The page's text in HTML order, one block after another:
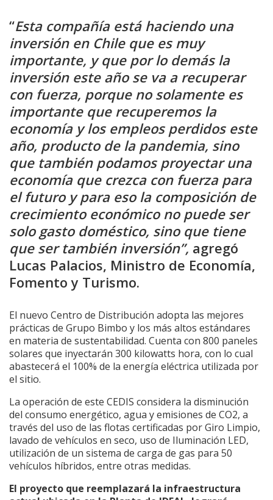
“Esta compañía está haciendo una
inversión en Chile que es muy
importante, y que por lo demás la
inversión este año se va a recuperar
con fuerza, porque no solamente es
importante que recuperemos la
economía y los empleos perdidos este
año, producto de la pandemia, sino
que también podamos proyectar una
economía que crezca con fuerza para
el futuro y para eso la composición de
crecimiento económico no puede ser
solo gasto doméstico, sino que tiene
que ser también inversión”, agregó
Lucas Palacios, Ministro de Economía,
Fomento y Turismo.
El nuevo Centro de Distribución adopta las mejores
prácticas de Grupo Bimbo y los más altos estándares
en materia de sustentabilidad. Cuenta con 800 paneles
solares que inyectarán 300 kilowatts hora, con lo cual
abastecerá el 100% de la energía eléctrica utilizada por
el sitio.
La operación de este CEDIS considera la disminución
del consumo energético, agua y emisiones de CO2, a
través del uso de las flotas certificadas por Giro Limpio,
lavado de vehículos en seco, uso de Iluminación LED,
utilización de un sistema de carga de gas para 50
vehículos híbridos, entre otras medidas.
El proyecto que reemplazará la infraestructura